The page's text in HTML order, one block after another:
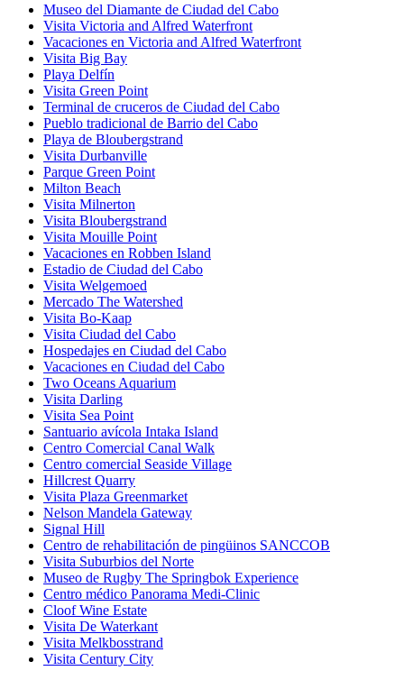
Museo del Diamante de Ciudad del Cabo
Visita Victoria and Alfred Waterfront
Vacaciones en Victoria and Alfred Waterfront
Visita Big Bay
Playa Delfín
Visita Green Point
Terminal de cruceros de Ciudad del Cabo
Pueblo tradicional de Barrio del Cabo
Playa de Bloubergstrand
Visita Durbanville
Parque Green Point
Milton Beach
Visita Milnerton
Visita Bloubergstrand
Visita Mouille Point
Vacaciones en Robben Island
Estadio de Ciudad del Cabo
Visita Welgemoed
Mercado The Watershed
Visita Bo-Kaap
Visita Ciudad del Cabo
Hospedajes en Ciudad del Cabo
Vacaciones en Ciudad del Cabo
Two Oceans Aquarium
Visita Darling
Visita Sea Point
Santuario avícola Intaka Island
Centro Comercial Canal Walk
Centro comercial Seaside Village
Hillcrest Quarry
Visita Plaza Greenmarket
Nelson Mandela Gateway
Signal Hill
Centro de rehabilitación de pingüinos SANCCOB
Visita Suburbios del Norte
Museo de Rugby The Springbok Experience
Centro médico Panorama Medi-Clinic
Cloof Wine Estate
Visita De Waterkant
Visita Melkbosstrand
Visita Century City